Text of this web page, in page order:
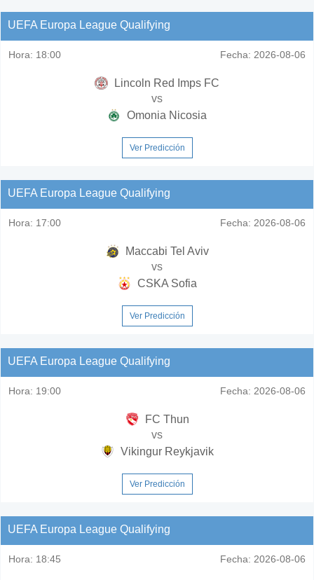
UEFA Europa League Qualifying
Hora: 18:00 Fecha: 2026-08-06
Lincoln Red Imps FC
vs
Omonia Nicosia
Ver Predicción
UEFA Europa League Qualifying
Hora: 17:00 Fecha: 2026-08-06
Maccabi Tel Aviv
vs
CSKA Sofia
Ver Predicción
UEFA Europa League Qualifying
Hora: 19:00 Fecha: 2026-08-06
FC Thun
vs
Vikingur Reykjavik
Ver Predicción
UEFA Europa League Qualifying
Hora: 18:45 Fecha: 2026-08-06